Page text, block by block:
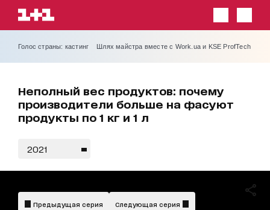
Голос страны: кастинг Шлях майстра вместе с Work.ua и KSE ProfTech
Неполный вес продуктов: почему
производители больше на фасуют
продукты по 1 кг и 1 л
2021
Предыдущая серия Следующая серия